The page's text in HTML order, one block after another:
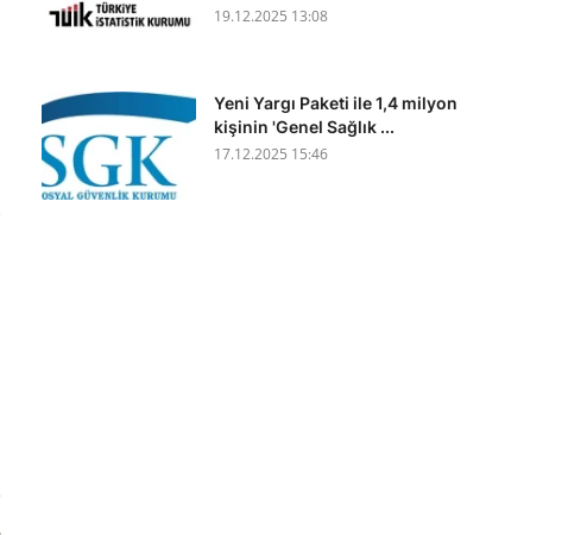
19.12.2025 13:08
Yeni Yargı Paketi ile 1,4 milyon
kişinin 'Genel Sağlık ...
17.12.2025 15:46